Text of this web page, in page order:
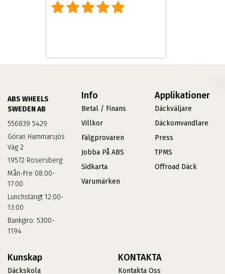
ABS WHEELS
SWEDEN AB
556839 5429
Göran Hammarsjös
Väg 2
19572 Rosersberg
Mån-Fre 08:00-
17:00
Lunchstängt 12:00-
13:00
Bankgiro: 5300-
1194
Info
Betal / Finans
Villkor
Fälgprovaren
Jobba På ABS
Sidkarta
Varumärken
Applikationer
Däckväljare
Däckomvandlare
Press
TPMS
Offroad Däck
Kunskap
Däckskola
KONTAKTA
Kontakta Oss